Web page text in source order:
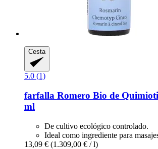
Cesta
5.0 (1)
farfalla Romero Bio de
ml
De cultivo ecológico controlado.
Ideal como ingrediente para
13,09 € (1.309,00 € / l)